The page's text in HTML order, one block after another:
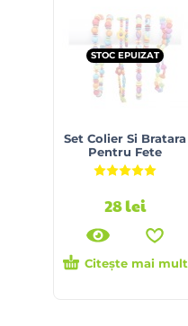
STOC EPUIZAT
Set Colier Si Bratara
Pentru Fete
28lei
Citește mai mult